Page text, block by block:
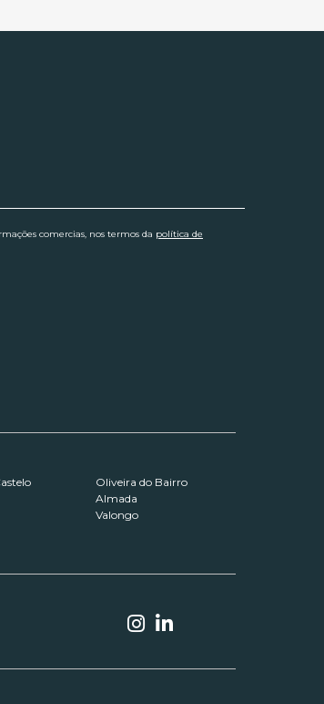
comercias, nos termos da política de
Oliveira do Bairro
Almada
Valongo